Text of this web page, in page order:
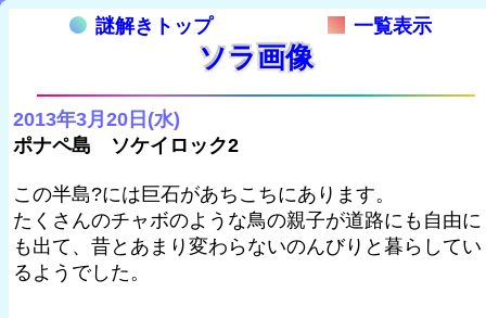
謎解きトップ 一覧表示
ソラ画像
2013年3月20日(水)
ポナペ島 ソケイロック2
この半島?には巨石があちこちにあります。
たくさんのチャボのような鳥の親子が道路にも自由に
も出て、昔とあまり変わらないのんびりと暮らしてい
るようでした。